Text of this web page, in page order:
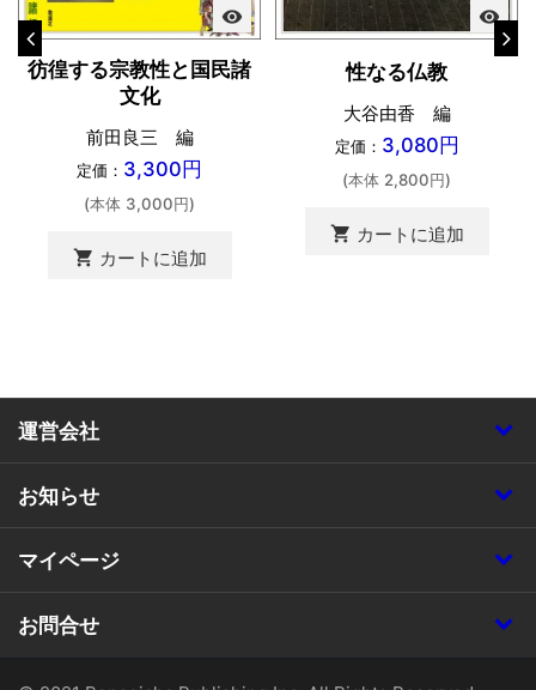
visibility
彷徨する宗教性と国民諸
文化
前田良三 編
定価： 3,300円
(本体 3,000円)
shopping_cart カートに追加
visibility
性なる仏教
大谷由香 編
定価： 3,080円
(本体 2,800円)
shopping_cart カートに追加
運営会社
お知らせ
マイページ
お問合せ